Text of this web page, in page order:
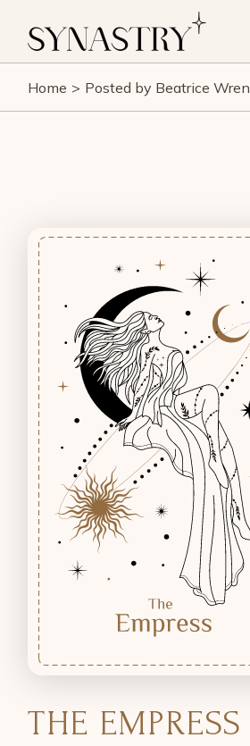
content
Home Posted by Beatrice Wren
THE EMPRESS